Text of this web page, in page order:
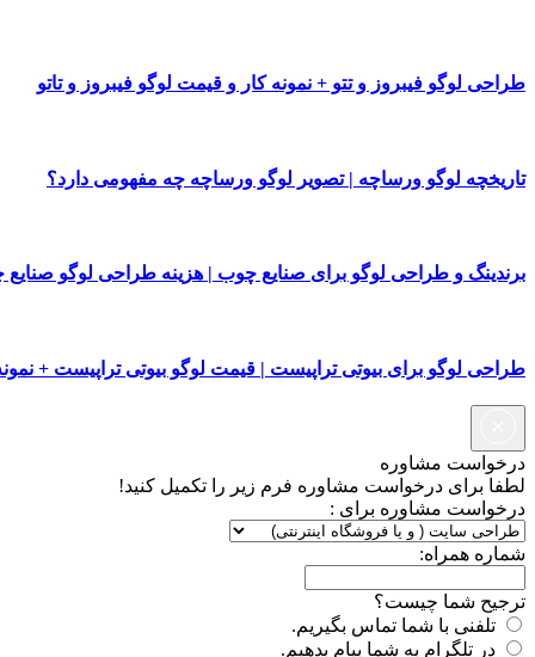
طراحی لوگو فیبروز و تتو + نمونه کار و قیمت لوگو فیبروز و تاتو
تاریخچه لوگو ورساچه | تصویر لوگو ورساچه چه مفهومی دارد؟
برندینگ و طراحی لوگو برای صنایع چوب | هزینه طراحی لوگو
طراحی لوگو برای بیوتی تراپیست | قیمت لوگو بیوتی تراپیست +
درخواست مشاوره
لطفا برای درخواست مشاوره فرم زیر را تکمیل کنید!
درخواست مشاوره برای :
شماره همراه:
ترجیح شما چیست؟
تلفنی با شما تماس بگیریم.
در تلگرام به شما پیام بدهیم.